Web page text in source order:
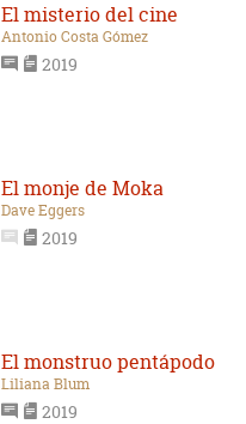
El misterio del cine
Antonio Costa Gómez
2019
El monje de Moka
Dave Eggers
2019
El monstruo pentápodo
Liliana Blum
2019